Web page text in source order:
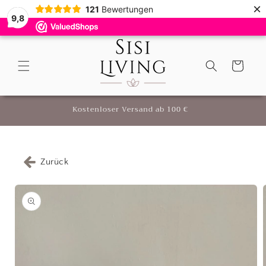
9,8
121 Bewertungen ×
Direkt
zum
Inhalt
Warenkorb
Kostenloser Versand ab 100 €
Zurück